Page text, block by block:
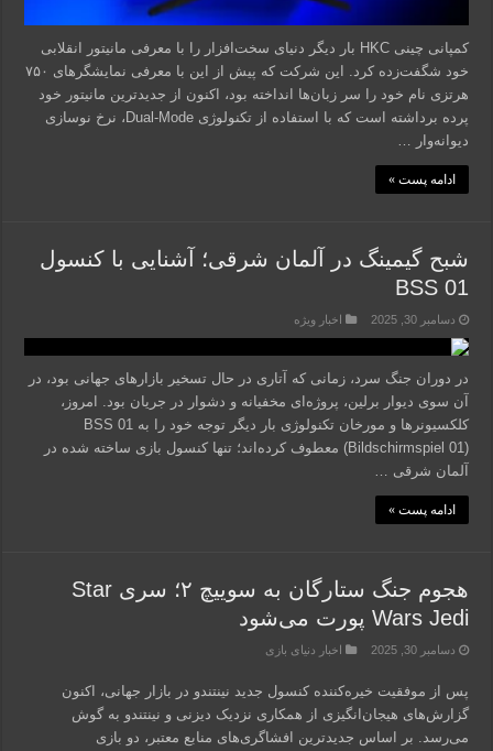
کمپانی چینی HKC بار دیگر دنیای سخت‌افزار را با معرفی مانیتور انقلابی
خود شگفت‌زده کرد. این شرکت که پیش از این با معرفی نمایشگرهای ۷۵۰
هرتزی نام خود را سر زبان‌ها انداخته بود، اکنون از جدیدترین مانیتور خود
پرده برداشته است که با استفاده از تکنولوژی Dual-Mode، نرخ نوسازی
دیوانه‌وار …
ادامه پست »
شبح گیمینگ در آلمان شرقی؛ آشنایی با کنسول
BSS 01
دسامبر 30, 2025 اخبار ویژه
در دوران جنگ سرد، زمانی که آتاری در حال تسخیر بازارهای جهانی بود، در
آن سوی دیوار برلین، پروژه‌ای مخفیانه و دشوار در جریان بود. امروز،
کلکسیونرها و مورخان تکنولوژی بار دیگر توجه خود را به BSS 01
(Bildschirmspiel 01) معطوف کرده‌اند؛ تنها کنسول بازی ساخته شده در
آلمان شرقی …
ادامه پست »
هجوم جنگ ستارگان به سوییچ ۲؛ سری Star
Wars Jedi پورت می‌شود
دسامبر 30, 2025 اخبار دنیای بازی
پس از موفقیت خیره‌کننده کنسول جدید نینتندو در بازار جهانی، اکنون
گزارش‌های هیجان‌انگیزی از همکاری نزدیک دیزنی و نینتندو به گوش
می‌رسد. بر اساس جدیدترین افشاگری‌های منابع معتبر، دو بازی